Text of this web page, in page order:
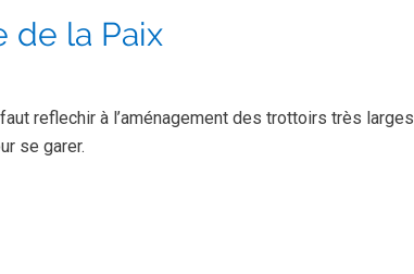
de la Paix
reflechir à l’aménagement des trottoirs très larges
se garer.